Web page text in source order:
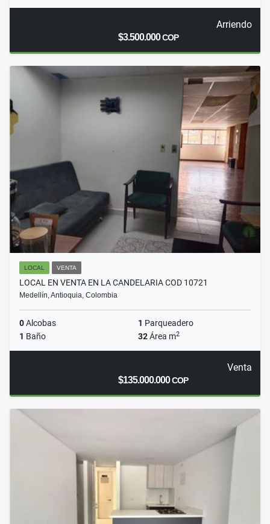
Arriendo
$3.500.000COP
LOCAL VENTA
LOCAL EN VENTA EN LA CANDELARIA COD 10721
Medellín, Antioquia, Colombia
0Alcobas 1 Parqueadero
1 Baño 32Área m2
Venta
$135.000.000COP